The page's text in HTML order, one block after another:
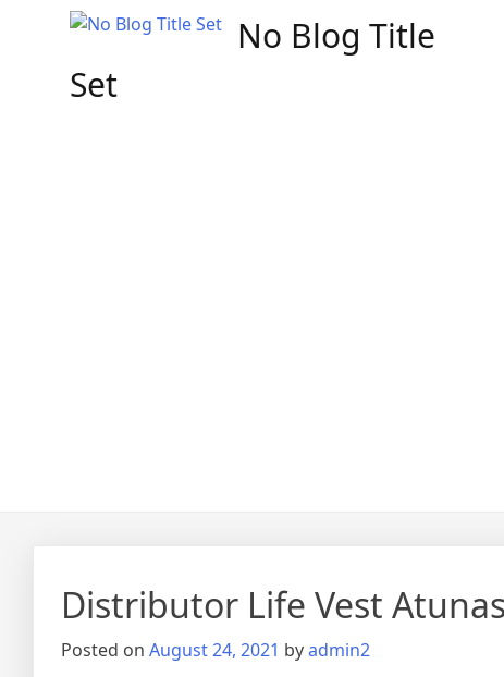
No Blog Title
Set
Distributor Life Vest
Posted on August 24, 2021 byadmin2